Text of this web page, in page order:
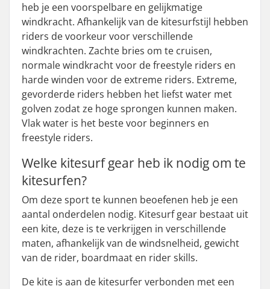
heb je een voorspelbare en gelijkmatige
windkracht. Afhankelijk van de kitesurfstijl hebben
riders de voorkeur voor verschillende
windkrachten. Zachte bries om te cruisen,
normale windkracht voor de freestyle riders en
harde winden voor de extreme riders. Extreme,
gevorderde riders hebben het liefst water met
golven zodat ze hoge sprongen kunnen maken.
Vlak water is het beste voor beginners en
freestyle riders.
Welke kitesurf gear heb ik nodig om te
kitesurfen?
Om deze sport te kunnen beoefenen heb je een
aantal onderdelen nodig. Kitesurf gear bestaat uit
een kite, deze is te verkrijgen in verschillende
maten, afhankelijk van de windsnelheid, gewicht
van de rider, boardmaat en rider skills.
De kite is aan de kitesurfer verbonden met een